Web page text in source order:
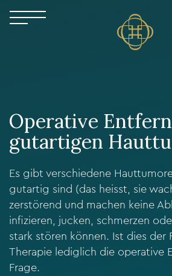
Operative
gutartigen
Es gibt verschiedene
gutartig sind (das heisst, sie
zerstörend und machen keine
infizieren, jucken, schmerzen
stark stören können. Ist dies der
Therapie lediglich die operative
Frage.